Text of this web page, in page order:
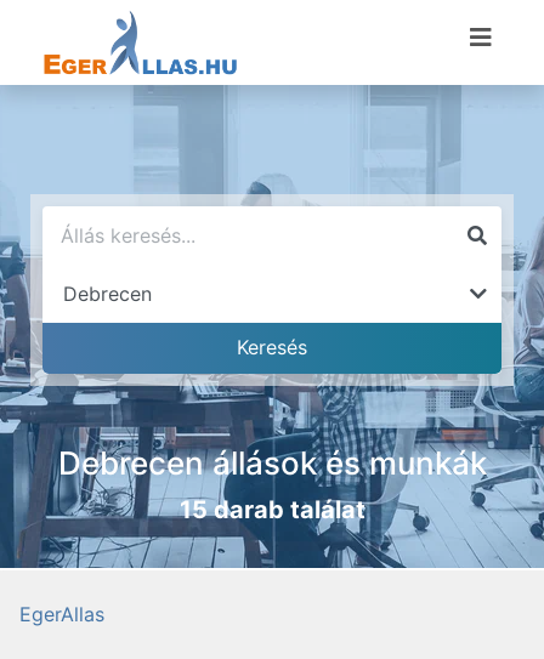
Debrecen állások és munkák
15 darab találat
EgerAllas